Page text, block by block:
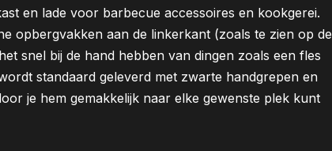
en lade voor barbecue accessoires en kookgerei.
opbergvakken aan de linkerkant (zoals te zien op de
snel bij de hand hebben van dingen zoals een fles
standaard geleverd met zwarte handgrepen en
je hem gemakkelijk naar elke gewenste plek kunt